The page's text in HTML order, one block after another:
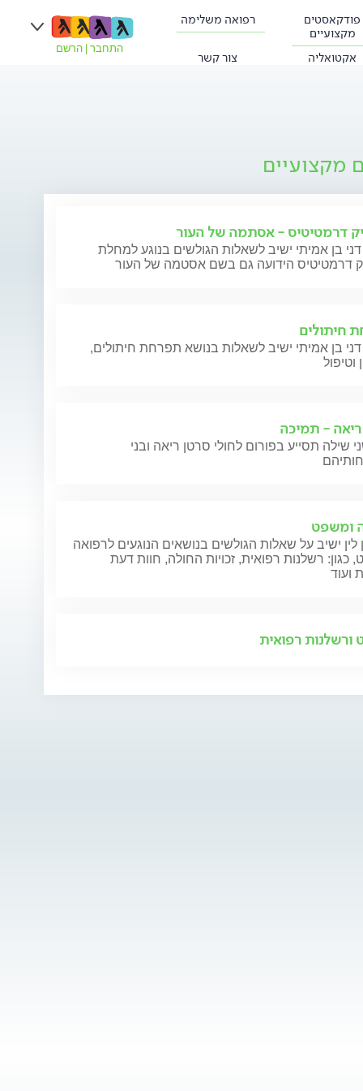
פודקאסטים
מקצועיים
רפואה משלימה
אקטואליה צור קשר
התחבר הרשם
מקצועיים
דרמטיטיס - אסתמה של העור
בן אמיתי ישיב לשאלות הגולשים בנוגע למחלת
דרמטיטיס הידועה גם בשם אסטמה של העור
חיתולים
בן אמיתי ישיב לשאלות בנושא תפרחת חיתולים,
- תמיכה
שילה תסייע בפורום לחולי סרטן ריאה ובני
ומשפט
לין ישיב על שאלות הגולשים בנושאים הנוגעים לרפואה
כגון: רשלנות רפואית, זכויות החולה, חוות דעת
ועוד
רפואית